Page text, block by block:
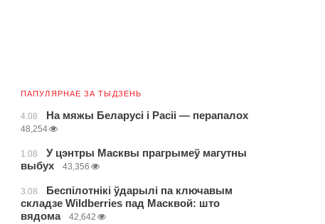
ПАПУЛЯРНАЕ ЗА ТЫДЗЕНЬ
4.08 На мяжы Беларусі і Расіі — перапалох
48,254
1.08
У цэнтры Масквы прагрымеў магутны
выбух
43,356
3.08
Беспілотнікі ўдарылі па ключавым
складзе Wildberries пад Масквой: што
вядома
42,642